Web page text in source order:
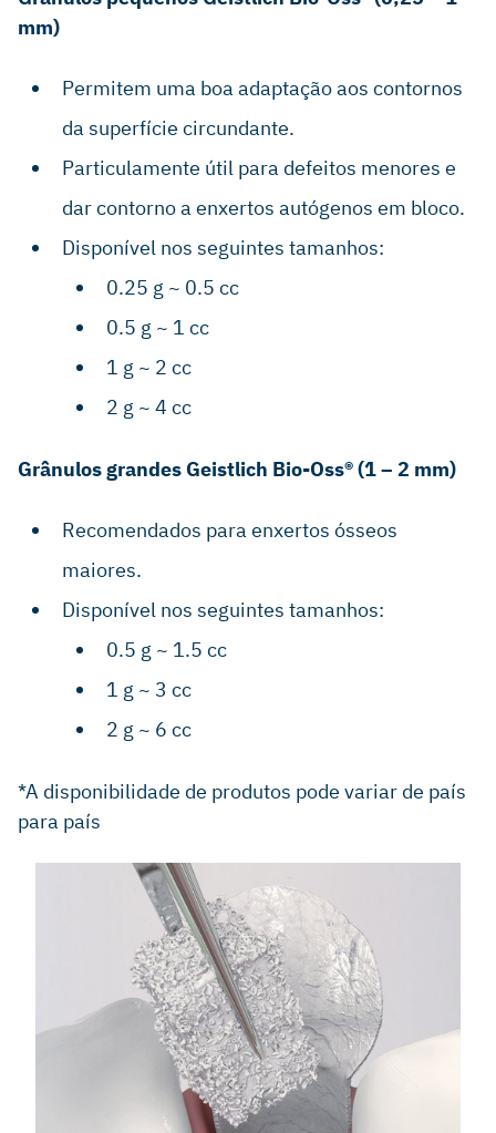
mm)
Permitem uma boa adaptação aos contornos
da superfície circundante.
Particulamente útil para defeitos menores e
dar contorno a enxertos autógenos em bloco.
Disponível nos seguintes tamanhos:
0.25 g ~ 0.5 cc
0.5 g ~ 1 cc
1 g ~ 2 cc
2 g ~ 4 cc
Grânulos grandes Geistlich Bio-Oss® (1 – 2 mm)
Recomendados para enxertos ósseos
maiores.
Disponível nos seguintes tamanhos:
0.5 g ~ 1.5 cc
1 g ~ 3 cc
2 g ~ 6 cc
*A disponibilidade de produtos pode variar de país
para país